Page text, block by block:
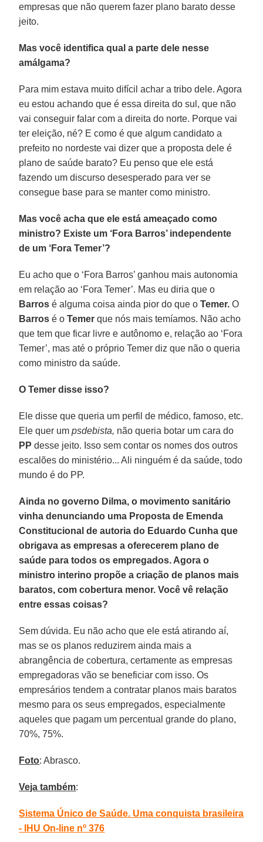
empresas que não querem fazer plano barato desse
jeito.
Mas você identifica qual a parte dele nesse
amálgama?
Para mim estava muito difícil achar a tribo dele. Agora
eu estou achando que é essa direita do sul, que não
vai conseguir falar com a direita do norte. Porque vai
ter eleição, né? E como é que algum candidato a
prefeito no nordeste vai dizer que a proposta dele é
plano de saúde barato? Eu penso que ele está
fazendo um discurso desesperado para ver se
consegue base para se manter como ministro.
Mas você acha que ele está ameaçado como
ministro? Existe um ‘Fora Barros’ independente
de um ‘Fora Temer’?
Eu acho que o ‘Fora Barros’ ganhou mais autonomia
em relação ao ‘Fora Temer’. Mas eu diria que o
Barros é alguma coisa ainda pior do que oTemer. O
Barros é oTemer que nós mais temíamos. Não acho
que tem que ficar livre e autônomo e, relação ao ‘Fora
Temer’, mas até o próprio Temer diz que não o queria
como ministro da saúde.
O Temer disse isso?
Ele disse que queria um perfil de médico, famoso, etc.
Ele quer umpsdebista, não queria botar um cara do
PP desse jeito. Isso sem contar os nomes dos outros
escalões do ministério... Ali ninguém é da saúde, todo
mundo é do PP.
Ainda no governo Dilma, o movimento sanitário
vinha denunciando uma Proposta de Emenda
Constitucional de autoria do Eduardo Cunha que
obrigava as empresas a oferecerem plano de
saúde para todos os empregados. Agora o
ministro interino propõe a criação de planos mais
baratos, com cobertura menor. Você vê relação
entre essas coisas?
Sem dúvida. Eu não acho que ele está atirando aí,
mas se os planos reduzirem ainda mais a
abrangência de cobertura, certamente as empresas
empregadoras vão se beneficiar com isso. Os
empresários tendem a contratar planos mais baratos
mesmo para os seus empregados, especialmente
aqueles que pagam um percentual grande do plano,
70%, 75%.
Foto: Abrasco.
Veja também:
Sistema Único de Saúde. Uma conquista brasileira
- IHU On-line nº 376